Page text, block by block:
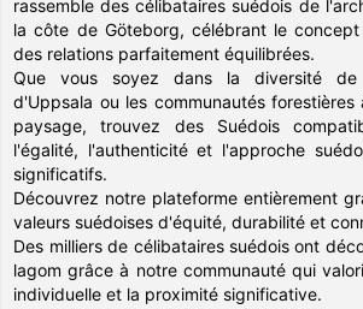
rassemble des célibataires suédois de
la côte de Göteborg, célébrant le
des relations parfaitement équilibrées.
Que vous soyez dans la diversité de
d'Uppsala ou les communautés
paysage, trouvez des Suédois
l'égalité, l'authenticité et l'approche
significatifs.
Découvrez notre plateforme entièrement
valeurs suédoises d'équité, durabilité et
Des milliers de célibataires suédois ont
lagom grâce à notre communauté qui
individuelle et la proximité significative.